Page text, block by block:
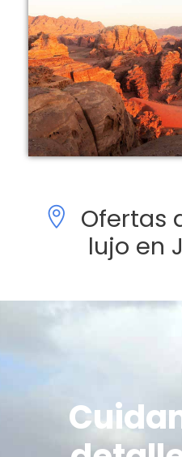
Ofertas
lujo en